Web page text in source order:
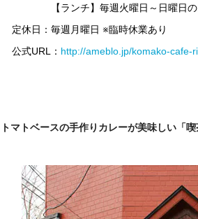
【ランチ】毎週火曜日～日曜日の
定休日：毎週月曜日 ※臨時休業あり
公式URL： http://ameblo.jp/komako-cafe-
トマトベースの手作りカレーが美味しい「喫